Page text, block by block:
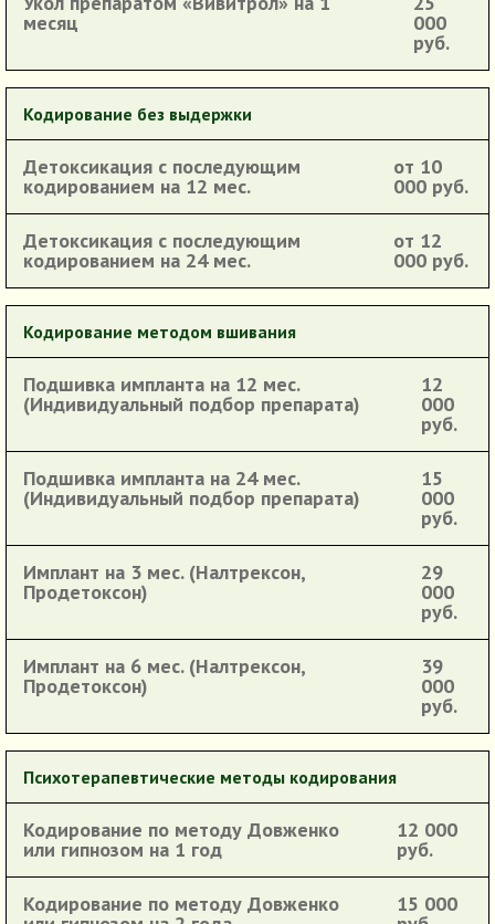
месяц 000
руб.
Кодирование без выдержки
Детоксикация с последующим
кодированием на 12 мес.
от 10
000 руб.
Детоксикация с последующим
кодированием на 24 мес.
от 12
000 руб.
Кодирование методом вшивания
Подшивка импланта на 12 мес.
(Индивидуальный подбор препарата)
12
000
руб.
Подшивка импланта на 24 мес.
(Индивидуальный подбор препарата)
15
000
руб.
Имплант на 3 мес. (Налтрексон,
Продетоксон)
29
000
руб.
Имплант на 6 мес. (Налтрексон,
Продетоксон)
39
000
руб.
Психотерапевтические методы кодирования
Кодирование по методу Довженко
или гипнозом на 1 год
12 000
руб.
Кодирование по методу Довженко 15 000